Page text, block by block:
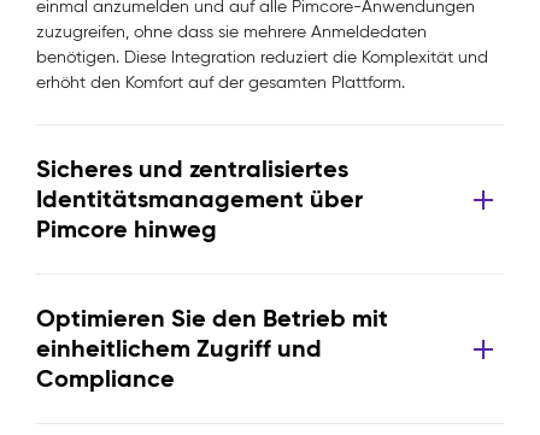
einmal anzumelden und auf alle Pimcore-Anwendungen
zuzugreifen, ohne dass sie mehrere Anmeldedaten
benötigen. Diese Integration reduziert die Komplexität und
erhöht den Komfort auf der gesamten Plattform.
Sicheres und zentralisiertes
Identitätsmanagement über
Pimcore hinweg
Optimieren Sie den Betrieb mit
einheitlichem Zugriff und
Compliance